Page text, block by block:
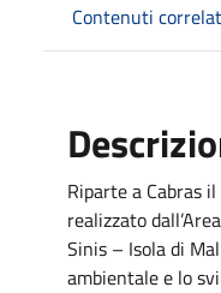
Contenuti
Riparte a Cabras
realizzato
Sinis – Isola di
ambientale e lo